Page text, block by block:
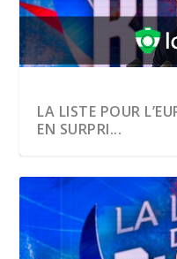
LA LISTE POUR
EN SURPRI...